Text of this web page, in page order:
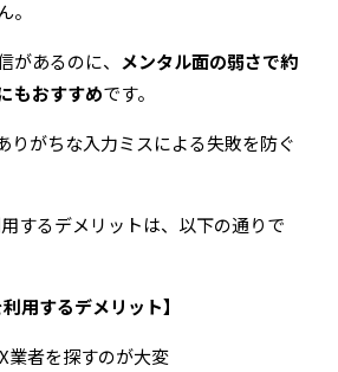
。
があるのに、 メンタル面の弱さで約
もおすすめです。
りがちな入力ミスによる失敗を防ぐ
するデメリットは、以下の通りで
用するデメリット】
業者を探すのが大変